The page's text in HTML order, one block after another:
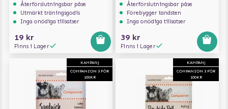
Återförslutningsbar påse
Utmärkt träningsgodis
Inga onödiga tillsatser
19 kr
Finns i Lager
Återförslutningsbar påse
Förebygger tandsten
Inga onödiga tillsatser
39 kr
Finns i Lager
KAMPANJ
COMPANION 3 FÖR
100KR
KAMPANJ
COMPANION 3 FÖR
100KR